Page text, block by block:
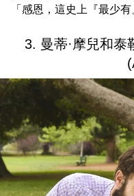
「感恩，這史上『最少
3. 曼蒂·摩兒和泰